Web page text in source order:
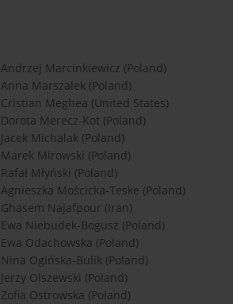
Andrzej Marcinkiewicz (Poland)
Anna Marszałek (Poland)
Cristian Meghea (United States)
Dorota Merecz-Kot (Poland)
Jacek Michalak (Poland)
Marek Mirowski (Poland)
Rafał Młyński (Poland)
Agnieszka Mościcka-Teske (Poland)
Ghasem Najafpour (Iran)
Ewa Niebudek-Bogusz (Poland)
Ewa Odachowska (Poland)
Nina Ogińska-Bulik (Poland)
Jerzy Olszewski (Poland)
Zofia Ostrowska (Poland)